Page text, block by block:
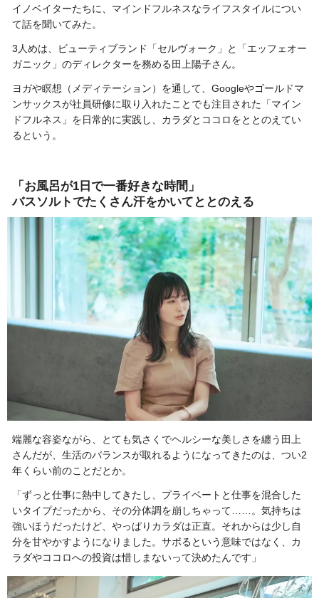
イノベイターたちに、マインドフルネスなライフスタイルについ
て話を聞いてみた。
3人めは、ビューティブランド「セルヴォーク」と「エッフェオー
ガニック」のディレクターを務める田上陽子さん。
ヨガや瞑想（メディテーション）を通して、Googleやゴールドマ
ンサックスが社員研修に取り入れたことでも注目された「マイン
ドフルネス」を日常的に実践し、カラダとココロをととのえてい
るという。
「お風呂が1日で一番好きな時間」
バスソルトでたくさん汗をかいてととのえる
端麗な容姿ながら、とても気さくでヘルシーな美しさを纏う田上
さんだが、生活のバランスが取れるようになってきたのは、つい2
年くらい前のことだとか。
「ずっと仕事に熱中してきたし、プライベートと仕事を混合した
いタイプだったから、その分体調を崩しちゃって……。気持ちは
強いほうだったけど、やっぱりカラダは正直。それからは少し自
分を甘やかすようになりました。サボるという意味ではなく、カ
ラダやココロへの投資は惜しまないって決めたんです」